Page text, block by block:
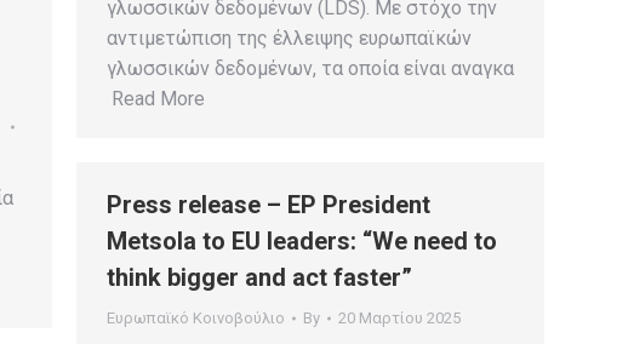
γλωσσικών δεδομένων (LDS). Με στόχο την
αντιμετώπιση της έλλειψης ευρωπαϊκών
γλωσσικών δεδομένων, τα οποία είναι αναγκα
Read More
Press release – EP President
Metsola to EU leaders: “We need to
think bigger and act faster”
Ευρωπαϊκό Κοινοβούλιο By 20 Μαρτίου 2025